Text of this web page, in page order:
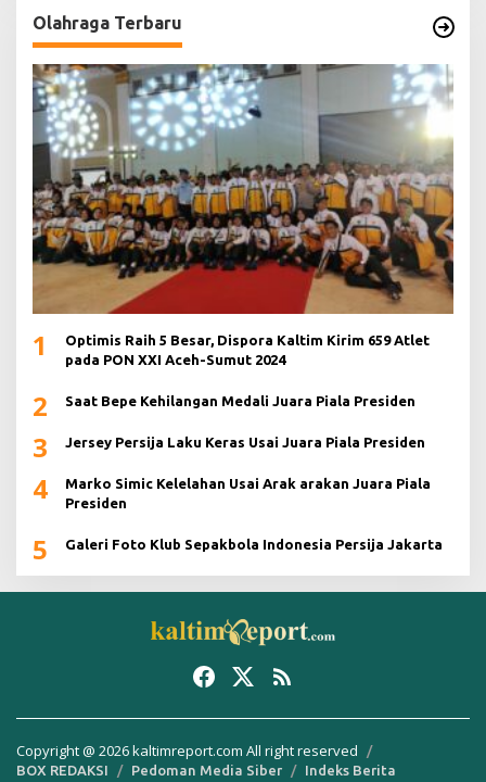
Olahraga Terbaru
1
Optimis Raih 5 Besar, Dispora Kaltim Kirim 659 Atlet
pada PON XXI Aceh-Sumut 2024
2 Saat Bepe Kehilangan Medali Juara Piala Presiden
3 Jersey Persija Laku Keras Usai Juara Piala Presiden
4
Marko Simic Kelelahan Usai Arak arakan Juara Piala
Presiden
5 Galeri Foto Klub Sepakbola Indonesia Persija Jakarta
Copyright @ 2026 kaltimreport.com All right reserved
BOX REDAKSI Pedoman Media Siber Indeks Berita